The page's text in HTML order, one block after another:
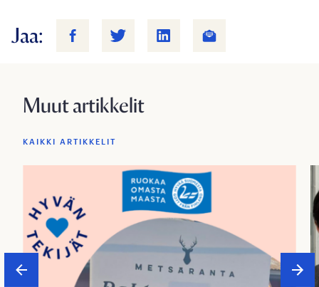
Jaa:
Muut artikkelit
KAIKKI ARTIKKELIT